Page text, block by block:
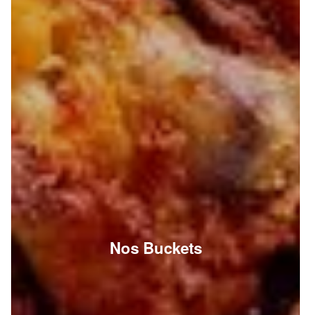
Nos Buckets